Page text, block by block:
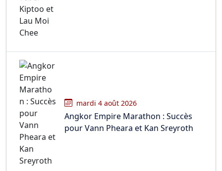
mardi 4 août 2026
Angkor Empire Marathon : Succès
pour Vann Pheara et Kan Sreyroth